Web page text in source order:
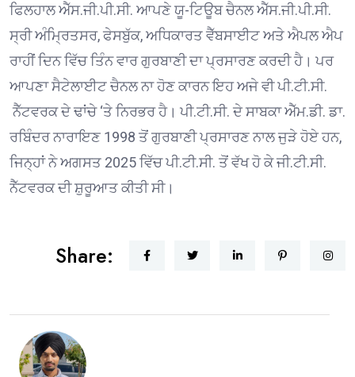
ਫਿਲਹਾਲ ਐੱਸ.ਜੀ.ਪੀ.ਸੀ. ਆਪਣੇ ਯੂ-ਟਿਊਬ ਚੈਨਲ ਐੱਸ.ਜੀ.ਪੀ.ਸੀ.
ਸ੍ਰੀ ਅੰਮ੍ਰਿਤਸਰ, ਫੇਸਬੁੱਕ, ਅਧਿਕਾਰਤ ਵੈੱਬਸਾਈਟ ਅਤੇ ਐਪਲ ਐਪ
ਰਾਹੀਂ ਦਿਨ ਵਿੱਚ ਤਿੰਨ ਵਾਰ ਗੁਰਬਾਣੀ ਦਾ ਪ੍ਰਸਾਰਣ ਕਰਦੀ ਹੈ। ਪਰ
ਆਪਣਾ ਸੈਟੇਲਾਈਟ ਚੈਨਲ ਨਾ ਹੋਣ ਕਾਰਨ ਇਹ ਅਜੇ ਵੀ ਪੀ.ਟੀ.ਸੀ.
ਨੈੱਟਵਰਕ ਦੇ ਢਾਂਚੇ ‘ਤੇ ਨਿਰਭਰ ਹੈ। ਪੀ.ਟੀ.ਸੀ. ਦੇ ਸਾਬਕਾ ਐੱਮ.ਡੀ. ਡਾ.
ਰਬਿੰਦਰ ਨਾਰਾਇਣ 1998 ਤੋਂ ਗੁਰਬਾਣੀ ਪ੍ਰਸਾਰਣ ਨਾਲ ਜੁੜੇ ਹੋਏ ਹਨ,
ਜਿਨ੍ਹਾਂ ਨੇ ਅਗਸਤ 2025 ਵਿੱਚ ਪੀ.ਟੀ.ਸੀ. ਤੋਂ ਵੱਖ ਹੋ ਕੇ ਜੀ.ਟੀ.ਸੀ.
ਨੈੱਟਵਰਕ ਦੀ ਸ਼ੁਰੂਆਤ ਕੀਤੀ ਸੀ।
Share: